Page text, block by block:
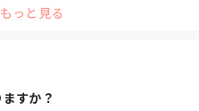
分からないので安易にコメントも
私は気持ち的に楽になったので良
に思ってて貰えてたらと思います
っと見る
すか？